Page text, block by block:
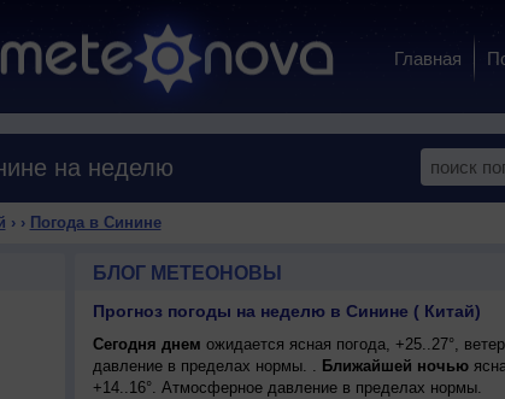
Главная
на неделю
› › Погода в Синине
БЛОГ МЕТЕОНОВЫ
Прогноз погоды на неделю в Синине ( Китай)
Сегодня днем ожидается ясная погода, +25..27°,
давление в пределах нормы. . Ближайшей ночью
+14..16°. Атмосферное давление в пределах нормы.